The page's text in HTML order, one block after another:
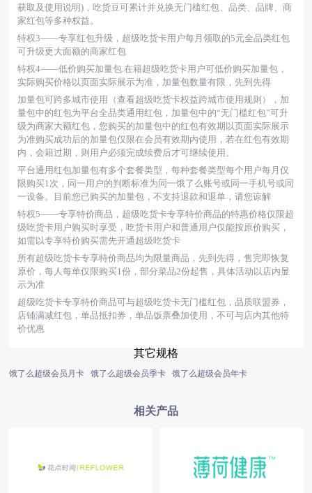
获取及使用说明)，吃货豆可累计并兑换无门槛红包、品类、品牌、商
家红包等多种权益。
特权3——专享红包升级，超级吃货卡用户每月领取的5元全品类红包
可升级更大面额的商家红包
特权4——低价购买加量包.在籍超级吃货卡用户可低价购买加量包，
实际购买价格以页面实际展示为准，加量包数量有限，先到先得
加量包可跨多城市使用（查看超级吃货卡权益跨城市使用规则），加
量包中的红包为平台全品类通用红包，加量包中的“无门槛红包”可升
级为商家大额红包，您购买的加量包中的红包有效期以页面实际展示
为准购买成功后的加量包仅限在会员有效期内使用，若在红包有效期
内，会籍过期，则用户必须完成续费后才可继续使用。
平台通用红包加量包有多个套餐类型，每种套餐类型每个用户每月仅
限购买1次，同一用户的判断标准为同一饿了么账号或同一手机号或同
一设备。目前您已购买的加量包，不支持退款和退单，请您谅解
特权5——专享特价商品，超级吃货卡专享特价商品的特惠价格仅限超
级吃货卡用户购买时享受，吃货卡用户和普通用户仅能按原价购买，
如需以专享特价购买需先开通超级吃货卡
所有超级吃货卡专享特价商品均为限量商品，先到先得，售完即恢复
原价，每人每单仅限购买1份，部分菜品2份起售，具体活动以店内显
示为准
超级吃货卡专享特价商品可与超级吃货卡无门槛红包，品质联盟券，
店铺满减红包，单品抵扣券，单品饭票叠加使用，不可与店内其他特
价优惠
其它规格
饿了么超级会员月卡 饿了么超级会员季卡 饿了么超级会员年卡
相关产品